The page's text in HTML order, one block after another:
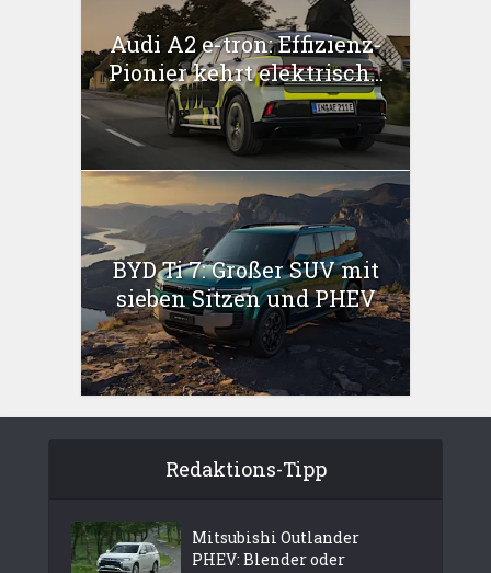
Audi A2 e-tron: Effizienz-
Pionier kehrt elektrisch...
BYD Ti 7: Großer SUV mit
sieben Sitzen und PHEV
Redaktions-Tipp
Mitsubishi Outlander
PHEV: Blender oder